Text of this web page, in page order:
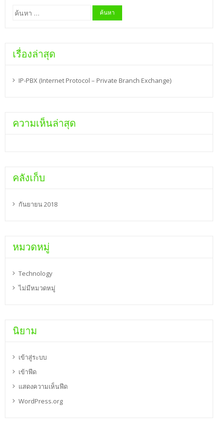
ค้นหา
สำหรับ:
เรื่องล่าสุด
IP-PBX (Internet Protocol – Private Branch Exchange)
ความเห็นล่าสุด
คลังเก็บ
กันยายน 2018
หมวดหมู่
Technology
ไม่มีหมวดหมู่
นิยาม
เข้าสู่ระบบ
เข้าฟีด
แสดงความเห็นฟีด
WordPress.org